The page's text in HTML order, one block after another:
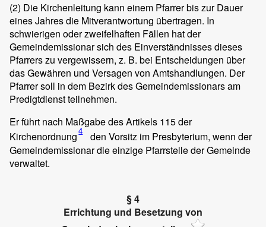
(2) Die Kirchenleitung kann einem Pfarrer bis zur Dauer
eines Jahres die Mitverantwortung übertragen. In
schwierigen oder zweifelhaften Fällen hat der
Gemeindemissionar sich des Einverständnisses dieses
Pfarrers zu vergewissern, z. B. bei Entscheidungen über
das Gewähren und Versagen von Amtshandlungen. Der
Pfarrer soll in dem Bezirk des Gemeindemissionars am
Predigtdienst teilnehmen.
Er führt nach Maßgabe des Artikels 115 der
Kirchenordnung4
den Vorsitz im Presbyterium, wenn der
Gemeindemissionar die einzige Pfarrstelle der Gemeinde
verwaltet.
§ 4
Errichtung und Besetzung von